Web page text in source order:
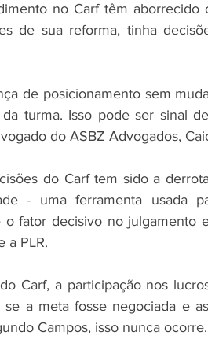
no Carf têm
de sua reforma, tinha
de posicionamento sem
turma. Isso pode ser sinal
do ASBZ Advogados,
do Carf tem sido a
- uma ferramenta usada
o fator decisivo no julgamento
a PLR.
Carf, a participação nos
se a meta fosse negociada e
Campos, isso nunca ocorre.